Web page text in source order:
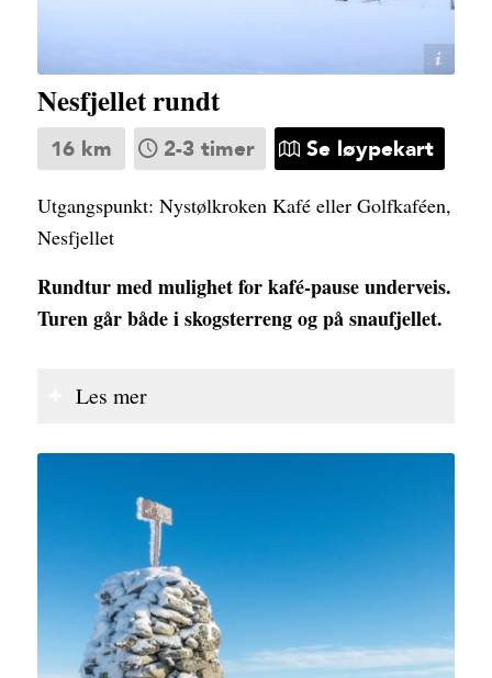
Nesfjellet rundt
16 km 2-3 timer Se løypekart
Utgangspunkt: Nystølkroken Kafé eller Golfkaféen,
Nesfjellet
Rundtur med mulighet for kafé-pause underveis.
Turen går både i skogsterreng og på snaufjellet.
Les mer